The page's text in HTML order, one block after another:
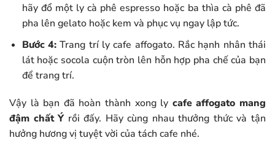
hãy đổ một ly cà phê espresso hoặc ba thìa cà phê đã
pha lên gelato hoặc kem và phục vụ ngay lập tức.
Bước 4:Trang trí ly cafe affogato. Rắc hạnh nhân thái
lát hoặc socola cuộn tròn lên hỗn hợp pha chế của bạn
để trang trí.
Vậy là bạn đã hoàn thành xong ly cafe affogato mang
đậm chất Ýrồi đấy. Hãy cùng nhau thưởng thức và tận
hưởng hương vị tuyệt vời của tách cafe nhé.